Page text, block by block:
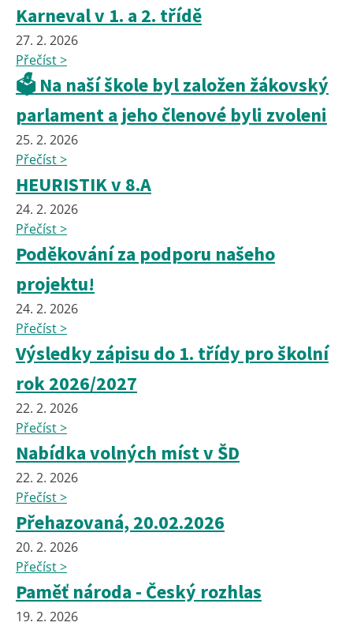
Karneval v 1. a 2. třídě
27. 2. 2026
Přečíst >
🗳️ Na naší škole byl založen žákovský
parlament a jeho členové byli zvoleni
25. 2. 2026
Přečíst >
HEURISTIK v 8.A
24. 2. 2026
Přečíst >
Poděkování za podporu našeho
projektu!
24. 2. 2026
Přečíst >
Výsledky zápisu do 1. třídy pro školní
rok 2026/2027
22. 2. 2026
Přečíst >
Nabídka volných míst v ŠD
22. 2. 2026
Přečíst >
Přehazovaná, 20.02.2026
20. 2. 2026
Přečíst >
Paměť národa - Český rozhlas
19. 2. 2026